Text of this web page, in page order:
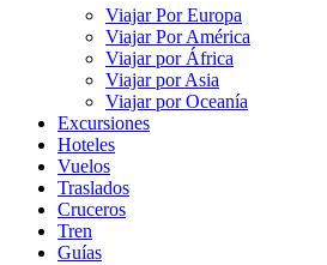
Viajar Por Europa
Viajar Por América
Viajar por África
Viajar por Asia
Viajar por Oceanía
Excursiones
Hoteles
Vuelos
Traslados
Cruceros
Tren
Guías